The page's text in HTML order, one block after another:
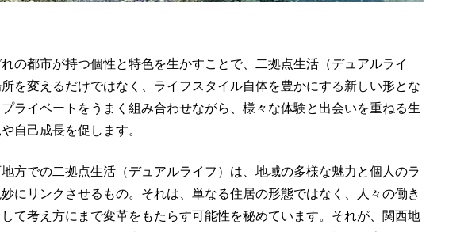
の都市が持つ個性と特色を生かすことで、二拠点生活（デュアルライ
を変えるだけではなく、ライフスタイル自体を豊かにする新しい形とな
ライベートをうまく組み合わせながら、様々な体験と出会いを重ねる生
自己成長を促します。
方での二拠点生活（デュアルライフ）は、地域の多様な魅力と個人のラ
にリンクさせるもの。それは、単なる住居の形態ではなく、人々の働き
て考え方にまで変革をもたらす可能性を秘めています。それが、関西地